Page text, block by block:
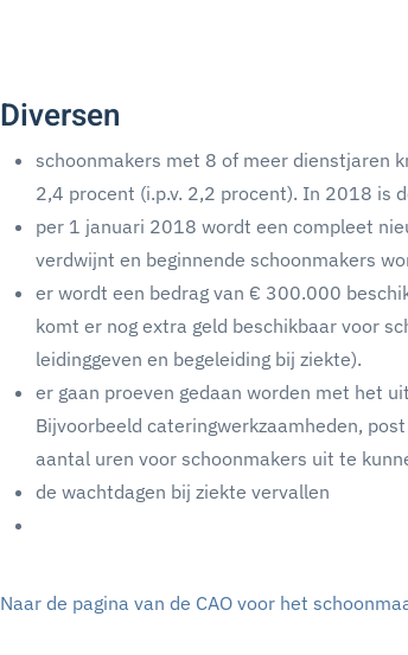
Diversen
schoonmakers met 8 of meer dienstjaren
2,4 procent (i.p.v. 2,2 procent). In 2018 is
per 1 januari 2018 wordt een compleet
verdwijnt en beginnende schoonmakers
er wordt een bedrag van € 300.000
komt er nog extra geld beschikbaar voor
leidinggeven en begeleiding bij ziekte).
er gaan proeven gedaan worden met het
Bijvoorbeeld cateringwerkzaamheden,
aantal uren voor schoonmakers uit te
de wachtdagen bij ziekte vervallen
Naar de pagina van de CAO voor het